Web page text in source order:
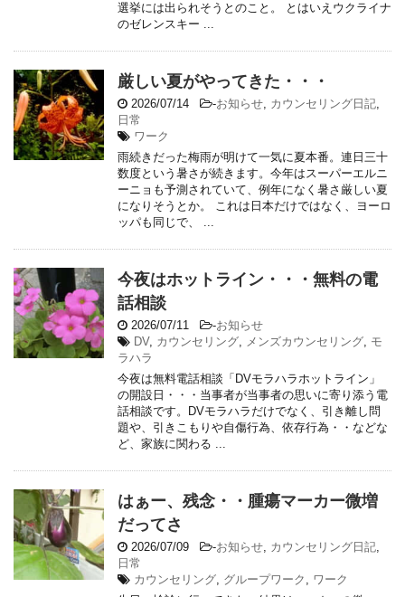
選挙には出られそうとのこと。 とはいえウクライナ
のゼレンスキー ...
厳しい夏がやってきた・・・
2026/07/14 -お知らせ, カウンセリング日記,
日常
ワーク
雨続きだった梅雨が明けて一気に夏本番。連日三十
数度という暑さが続きます。今年はスーパーエルニ
ーニョも予測されていて、例年になく暑さ厳しい夏
になりそうとか。 これは日本だけではなく、ヨーロ
ッパも同じで、 ...
今夜はホットライン・・・無料の電
話相談
2026/07/11 -お知らせ
DV, カウンセリング, メンズカウンセリング, モ
ラハラ
今夜は無料電話相談「DVモラハラホットライン」
の開設日・・・当事者が当事者の思いに寄り添う電
話相談です。DVモラハラだけでなく、引き離し問
題や、引きこもりや自傷行為、依存行為・・などな
ど、家族に関わる ...
はぁー、残念・・腫瘍マーカー微増
だってさ
2026/07/09 -お知らせ, カウンセリング日記,
日常
カウンセリング, グループワーク , ワーク